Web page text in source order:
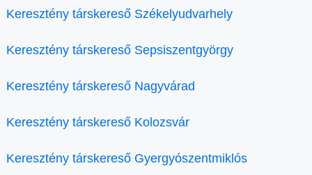
Keresztény társkereső Székelyudvarhely
Keresztény társkereső Sepsiszentgyörgy
Keresztény társkereső Nagyvárad
Keresztény társkereső Kolozsvár
Keresztény társkereső Gyergyószentmiklós